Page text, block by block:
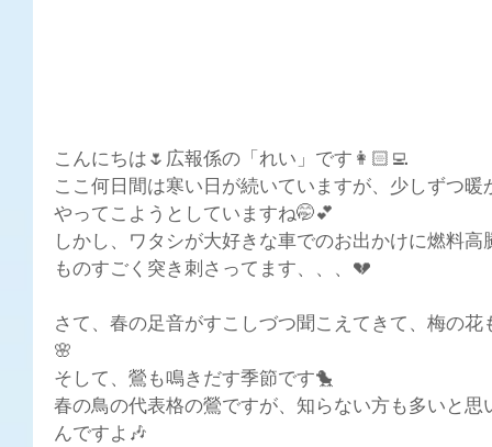
こんにちは🌷広報係の「れい」です👩🏻‍💻
ここ何日間は寒い日が続いていますが、少しずつ
やってこようとしていますね🤭💕
しかし、ワタシが大好きな車でのお出かけに燃料
ものすごく突き刺さってます、、、💔
さて、春の足音がすこしづつ聞こえてきて、梅の
🌸
そして、鶯も鳴きだす季節です🐤
春の鳥の代表格の鶯ですが、知らない方も多いと
んですよ🎶